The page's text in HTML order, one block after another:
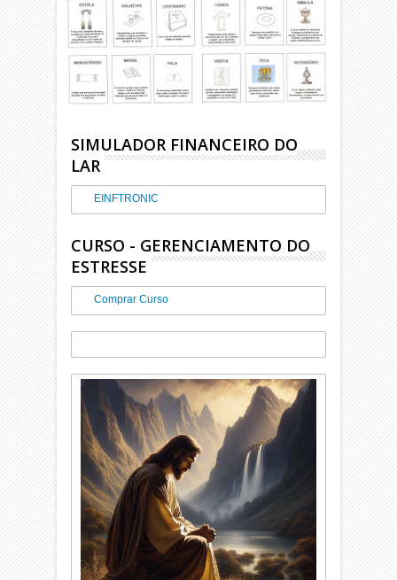
SIMULADOR FINANCEIRO DO
LAR
EINFTRONIC
CURSO - GERENCIAMENTO DO
ESTRESSE
Comprar Curso